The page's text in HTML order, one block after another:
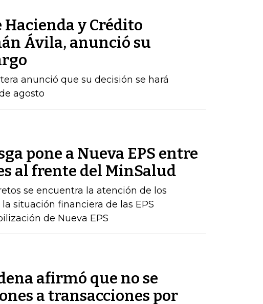
y Crédito
Ávila, anunció su
anunció que su decisión se hará
agosto
pone a Nueva EPS entre
al frente del MinSalud
se encuentra la atención de los
situación financiera de las EPS
de Nueva EPS
afirmó que no se
a transacciones por